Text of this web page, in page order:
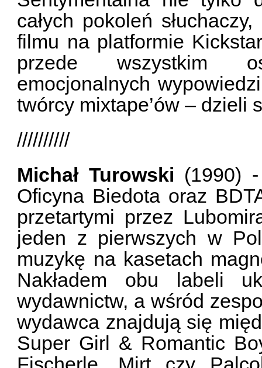
całych pokoleń
filmu na platformie
przede wszystkim
emocjonalnych
twórcy mixtape’ów – dzieli
//////////
Michał Turowski (1990)
Oficyna Biedota oraz
przetartymi przez
jeden z pierwszych w
muzykę na kasetach
Nakładem obu labeli
wydawnictw, a wśród
wydawca znajdują się
Super Girl & Romantic